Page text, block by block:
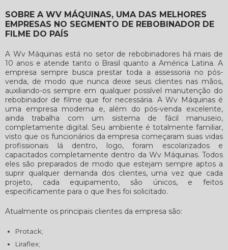
SOBRE A WV MÁQUINAS, UMA DAS MELHORES
EMPRESAS NO SEGMENTO DE REBOBINADOR DE
FILME DO PAÍS
A Wv Máquinas está no setor de rebobinadores há mais de
10 anos e atende tanto o Brasil quanto a América Latina. A
empresa sempre busca prestar toda a assessoria no pós-
venda, de modo que nunca deixe seus clientes nas mãos,
auxiliando-os sempre em qualquer possível manutenção do
rebobinador de filme que for necessária. A Wv Máquinas é
uma empresa moderna e, além do pós-venda excelente,
ainda trabalha com um sistema de fácil manuseio,
completamente digital. Seu ambiente é totalmente familiar,
visto que os funcionários da empresa começaram suas vidas
profissionais lá dentro, logo, foram escolarizados e
capacitados completamente dentro da Wv Máquinas. Todos
eles são preparados de modo que estejam sempre aptos a
suprir qualquer demanda dos clientes, uma vez que cada
projeto, cada equipamento, são únicos, e feitos
especificamente para o que lhes foi solicitado.
Atualmente os principais clientes da empresa são:
Protack;
Liraflex;